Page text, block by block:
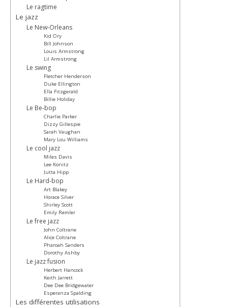
Le ragtime
Le jazz
Le New-Orleans
Kid Ory
Bill Johnson
Louis Armstrong
Lil Armstrong
Le swing
Fletcher Henderson
Duke Ellington
Ella Fitzgerald
Billie Holiday
Le Be-bop
Charlie Parker
Dizzy Gillespie
Sarah Vaughan
Mary Lou Williams
Le cool jazz
Miles Davis
Lee Konitz
Jutta Hipp
Le Hard-bop
Art Blakey
Horace Silver
Shirley Scott
Emily Remler
Le free jazz
John Coltrane
Alice Coltrane
Pharoah Sanders
Dorothy Ashby
Le jazz fusion
Herbert Hancock
Keith Jarrett
Dee Dee Bridgewater
Esperanza Spalding
Les différentes utilisations